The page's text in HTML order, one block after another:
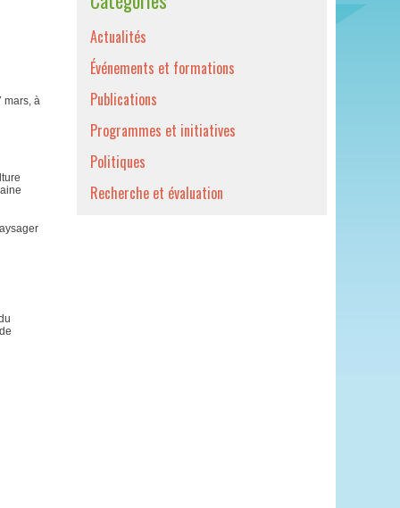
mars, à
Actualités
Événements et formations
Publications
Programmes et initiatives
Politiques
Recherche et évaluation